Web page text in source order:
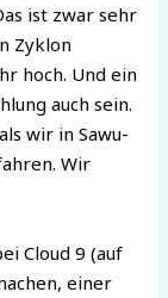
ist zwar sehr
Zyklon
hoch. Und ein
auch sein.
wir in Sawu-
Wir
Cloud 9 (auf
einer